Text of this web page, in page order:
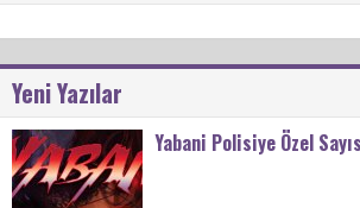
Yeni Yazılar
Yabani Polisiye Özel